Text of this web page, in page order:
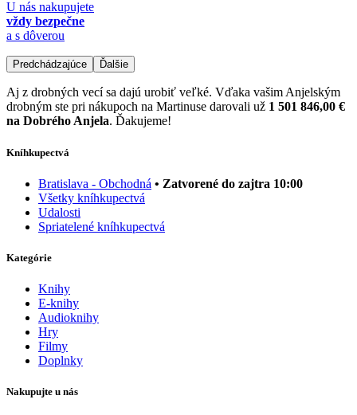
U nás nakupujete
vždy bezpečne
a s dôverou
Predchádzajúce Ďalšie
Aj z drobných vecí sa dajú urobiť veľké. Vďaka vašim Anjelským
drobným ste pri nákupoch na Martinuse darovali už 1 501 846,00 €
na Dobrého Anjela. Ďakujeme!
Kníhkupectvá
Bratislava - Obchodná • Zatvorené do zajtra 10:00
Všetky kníhkupectvá
Udalosti
Spriatelené kníhkupectvá
Kategórie
Knihy
E-knihy
Audioknihy
Hry
Filmy
Doplnky
Nakupujte u nás